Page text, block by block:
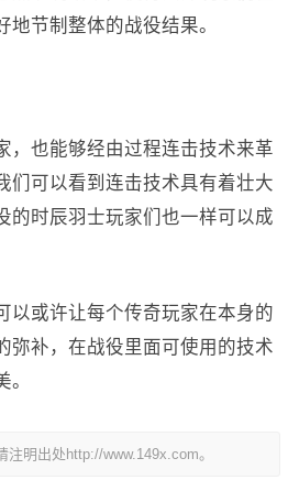
地节制整体的战役结果。
，也能够经由过程连击技术来革
们可以看到连击技术具有着壮大
的时辰羽士玩家们也一样可以成
以或许让每个传奇玩家在本身的
弥补，在战役里面可使用的技术
明出处http://www.149x.com。